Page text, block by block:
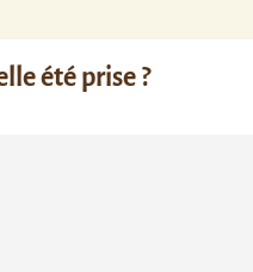
été prise ?